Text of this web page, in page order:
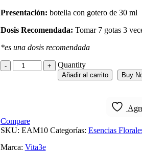
Presentación: botella con gotero de 30 ml
Dosis Recomendada: Tomar 7 gotas 3
*es una dosis recomendada
Quantity
Quantity
Añadir al carrito Buy
Compare
SKU: EAM10 Categorías: Esencias
Marca: Vita3e